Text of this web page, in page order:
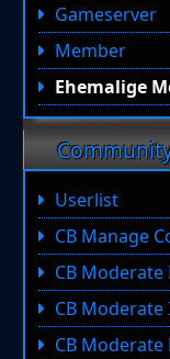
Gameserver
Member
Ehemalige
Userlist
CB Manage
CB Moderate
CB Moderate
CB Moderate